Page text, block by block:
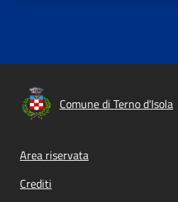
Comune di Terno d'Isola
Footer menu
Area riservata
Crediti